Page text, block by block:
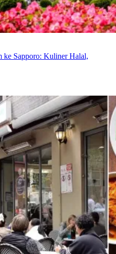
ke Sapporo: Kuliner Halal,